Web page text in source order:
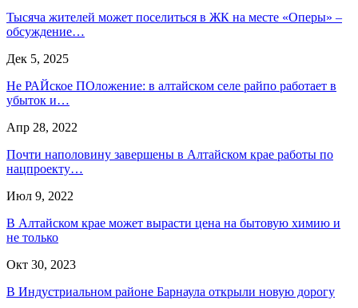
Тысяча жителей может поселиться в ЖК на месте «Оперы» –
обсуждение…
Дек 5, 2025
Не РАЙское ПОложение: в алтайском селе райпо работает в
убыток и…
Апр 28, 2022
Почти наполовину завершены в Алтайском крае работы по
нацпроекту…
Июл 9, 2022
В Алтайском крае может вырасти цена на бытовую химию и
не только
Окт 30, 2023
В Индустриальном районе Барнаула открыли новую дорогу